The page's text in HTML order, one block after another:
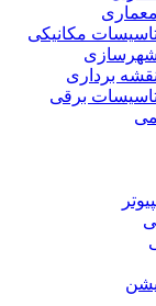
مکانیکی
شهرسازی
برداری
برقی